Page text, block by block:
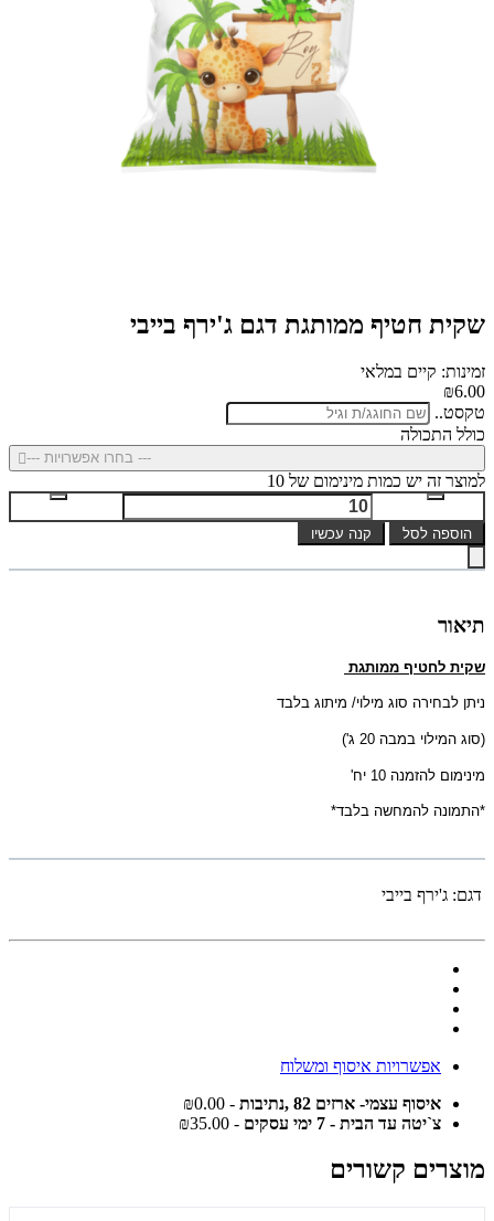
שקית חטיף ממותגת דגם ג'ירף בייבי
זמינות: קיים במלאי
₪6.00
טקסט..
כולל התכולה
--- בחרו אפשרויות ---
למוצר זה יש כמות מינימום של 10
הוספה לסל קנה עכשיו
תיאור
שקית לחטיף ממותגת
ניתן לבחירה סוג מילוי/ מיתוג בלבד
(סוג המילוי במבה 20 ג')
מינימום להזמנה 10 יח'
*התמונה להמחשה בלבד*
דגם: ג'ירף בייבי
אפשרויות איסוף ומשלוח
איסוף עצמי- ארזים 82 ,נתיבות
- ₪0.00
צ`יטה עד הבית - 7 ימי עסקים
- ₪35.00
מוצרים קשורים